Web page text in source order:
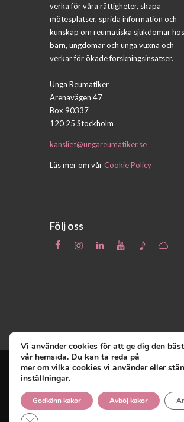
verka för våra rättigheter, skapa
mötesplatser, sprida information och
kunskap om reumatiska sjukdomar hos
barn, ungdomar och unga vuxna och
verkar för ökade forskningsinsatser.
Unga Reumatiker
Arenavägen 47
Box 90337
120 25 Stockholm
kansliet@ungareumatiker.se
Läs mer om vårCookie Policy
Följ oss
innehar upphovsrätten till denna
reserverar sig alla rättigheter
Vi använder cookies för att ge dig den
vår hemsida. Du kan ta reda på
mer om vilka cookies vi använder eller
inställningar.
Godkänn kakor Avböj kakor
Close GDPR Cookie Banner